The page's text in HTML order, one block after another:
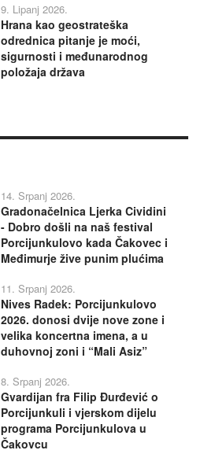
9. Lipanj 2026.
Hrana kao geostrateška
odrednica pitanje je moći,
sigurnosti i međunarodnog
položaja država
14. Srpanj 2026.
Gradonačelnica Ljerka Cividini
- Dobro došli na naš festival
Porcijunkulovo kada Čakovec i
Međimurje žive punim plućima
11. Srpanj 2026.
Nives Radek: Porcijunkulovo
2026. donosi dvije nove zone i
velika koncertna imena, a u
duhovnoj zoni i “Mali Asiz”
8. Srpanj 2026.
Gvardijan fra Filip Đurđević o
Porcijunkuli i vjerskom dijelu
programa Porcijunkulova u
Čakovcu